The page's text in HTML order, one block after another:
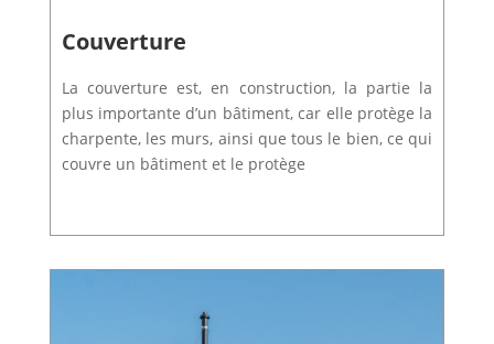
Couverture
La couverture est, en construction, la partie la
plus importante d’un bâtiment, car elle protège la
charpente, les murs, ainsi que tous le bien, ce qui
couvre un bâtiment et le protège